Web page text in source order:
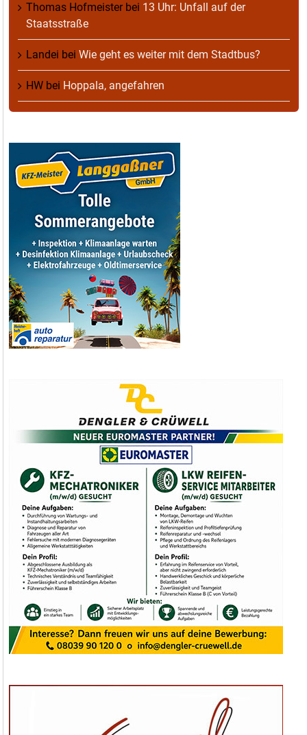
Thomas Hofmeisterbei 13 Uhr: Unfall auf der
Staatsstraße
Landei bei Wie geht es weiter mit dem Stadtbus?
HW bei Hoppala, angefahren